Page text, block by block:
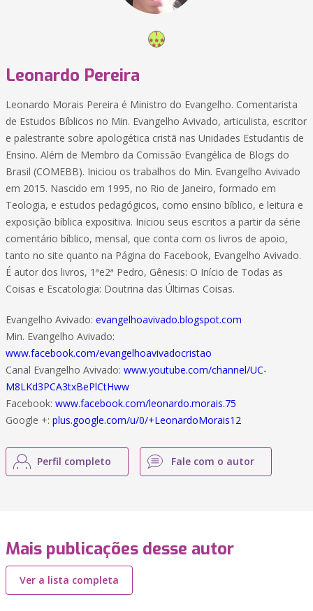
Leonardo Pereira
Leonardo Morais Pereira é Ministro do Evangelho. Comentarista
de Estudos Bíblicos no Min. Evangelho Avivado, articulista, escritor
e palestrante sobre apologética cristã nas Unidades Estudantis de
Ensino. Além de Membro da Comissão Evangélica de Blogs do
Brasil (COMEBB). Iniciou os trabalhos do Min. Evangelho Avivado
em 2015. Nascido em 1995, no Rio de Janeiro, formado em
Teologia, e estudos pedagógicos, como ensino bíblico, e leitura e
exposição bíblica expositiva. Iniciou seus escritos a partir da série
comentário bíblico, mensal, que conta com os livros de apoio,
tanto no site quanto na Página do Facebook, Evangelho Avivado.
É autor dos livros, 1ªe2ª Pedro, Gênesis: O Início de Todas as
Coisas e Escatologia: Doutrina das Últimas Coisas.
Evangelho Avivado: evangelhoavivado.blogspot.com
Min. Evangelho Avivado:
www.facebook.com/evangelhoavivadocristao
Canal Evangelho Avivado: www.youtube.com/channel/UC-
M8LKd3PCA3txBePlCtHww
Facebook: www.facebook.com/leonardo.morais.75
Google +: plus.google.com/u/0/+LeonardoMorais12
Perfil completo Fale com o autor
Mais publicações desse autor
Ver a lista completa